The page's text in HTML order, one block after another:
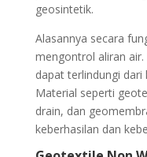
geosintetik.
Alasannya secara
mengontrol aliran
dapat terlindungi dari
Material seperti
drain, dan
keberhasilan dan